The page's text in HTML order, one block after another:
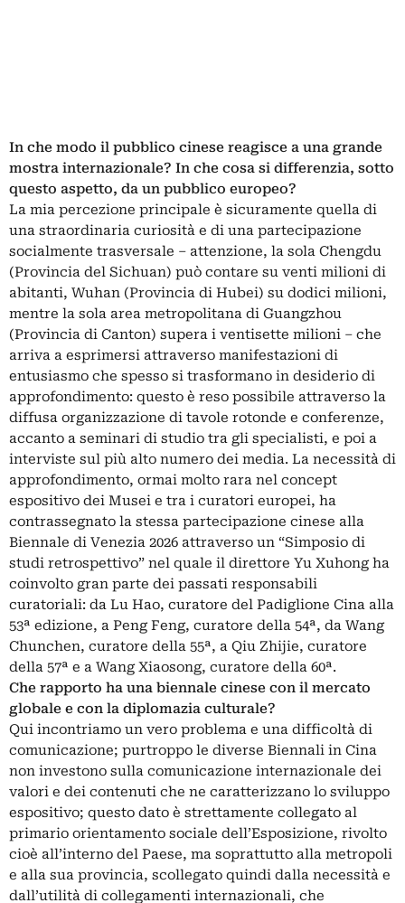
In che modo il pubblico cinese reagisce a una grande
mostra internazionale? In che cosa si differenzia, sotto
questo aspetto, da un pubblico europeo?
La mia percezione principale è sicuramente quella di
una straordinaria curiosità e di una partecipazione
socialmente trasversale – attenzione, la sola Chengdu
(Provincia del Sichuan) può contare su venti milioni di
abitanti, Wuhan (Provincia di Hubei) su dodici milioni,
mentre la sola area metropolitana di Guangzhou
(Provincia di Canton) supera i ventisette milioni – che
arriva a esprimersi attraverso manifestazioni di
entusiasmo che spesso si trasformano in desiderio di
approfondimento: questo è reso possibile attraverso la
diffusa organizzazione di tavole rotonde e conferenze,
accanto a seminari di studio tra gli specialisti, e poi a
interviste sul più alto numero dei media. La necessità di
approfondimento, ormai molto rara nel concept
espositivo dei Musei e tra i curatori europei, ha
contrassegnato la stessa partecipazione cinese alla
Biennale di Venezia 2026 attraverso un “Simposio di
studi retrospettivo” nel quale il direttore Yu Xuhong ha
coinvolto gran parte dei passati responsabili
curatoriali: da Lu Hao, curatore del Padiglione Cina alla
53ª edizione, a Peng Feng, curatore della 54ª, da Wang
Chunchen, curatore della 55ª, a Qiu Zhijie, curatore
della 57ª e a Wang Xiaosong, curatore della 60ª.
Che rapporto ha una biennale cinese con il mercato
globale e con la diplomazia culturale?
Qui incontriamo un vero problema e una difficoltà di
comunicazione; purtroppo le diverse Biennali in Cina
non investono sulla comunicazione internazionale dei
valori e dei contenuti che ne caratterizzano lo sviluppo
espositivo; questo dato è strettamente collegato al
primario orientamento sociale dell’Esposizione, rivolto
cioè all’interno del Paese, ma soprattutto alla metropoli
e alla sua provincia, scollegato quindi dalla necessità e
dall’utilità di collegamenti internazionali, che